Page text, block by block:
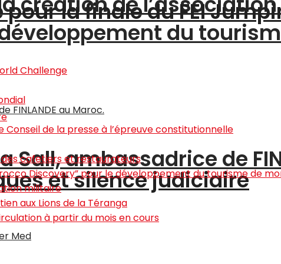
du
Sall, ambassadrice de
la finale du FEI
et silence judiciaire